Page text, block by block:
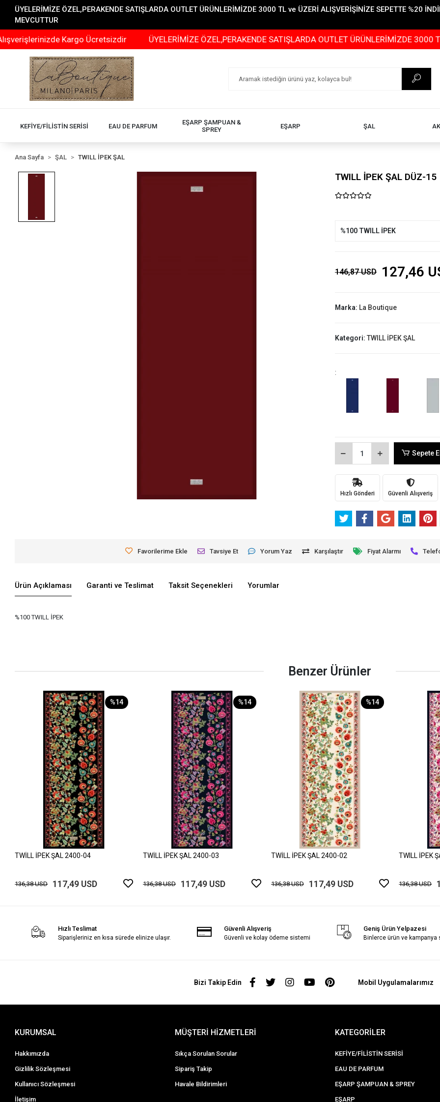
ÜYELERİMİZE ÖZEL,PERAKENDE SATIŞLARDA OUTLET ÜRÜNLERİMİZDE 3000 TL ve ÜZERİ ALIŞVERİŞİNİZE SEPETTE %20
MEVCUTTUR
Kargo Ücretsizdir ÜYELERİMİZE ÖZEL,PERAKENDE SATIŞLARDA OUTLET ÜRÜNLERİMİZDE 3000 TL
KEFİYE/FİLİSTİN SERİSİ EAU DE PARFUM
EŞARP ŞAMPUAN &
SPREY
EŞARP ŞAL
Ana Sayfa ŞAL TWILL İPEK ŞAL
TWILL İPEK ŞAL DÜZ-15
%100 TWILL İPEK
146,87 USD 127,46
Marka: La Boutique
Kategori: TWILL İPEK ŞAL
:
Sepete
Hızlı Gönderi Güvenli Alışveriş
Favorilerime Ekle Tavsiye Et Yorum Yaz Karşılaştır Fiyat Alarmı
Ürün Açıklaması Garanti ve Teslimat Taksit Seçenekleri Yorumlar
%100 TWILL İPEK
Benzer Ürünler
%14
TWİLL İPEK ŞAL 2400-04
136,38 USD 117,49 USD
%14
TWİLL İPEK ŞAL 2400-03
136,38 USD 117,49 USD
%14
TWİLL İPEK ŞAL 2400-02
136,38 USD 117,49 USD
TWILL İPEK
136,38 USD
Hızlı Teslimat
Siparişleriniz en kısa sürede elinize ulaşır.
Güvenli Alışveriş
Güvenli ve kolay ödeme sistemi
Geniş Ürün Yelpazesi
Binlerce ürün ve kampanya
Bizi Takip Edin Mobil Uygulamalarımız
KURUMSAL
Hakkımızda
Gizlilik Sözleşmesi
Kullanıcı Sözleşmesi
İletişim
MÜŞTERİ HİZMETLERİ
Sıkça Sorulan Sorular
Sipariş Takip
Havale Bildirimleri
KATEGORİLER
KEFİYE/FİLİSTİN SERİSİ
EAU DE PARFUM
EŞARP ŞAMPUAN & SPREY
EŞARP